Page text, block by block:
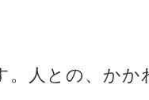
。人との、かか